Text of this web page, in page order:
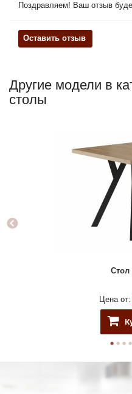
Поздравляем! Ваш отзыв
Оставить отзыв
Другие модели в
столы
Стол
Цена от: